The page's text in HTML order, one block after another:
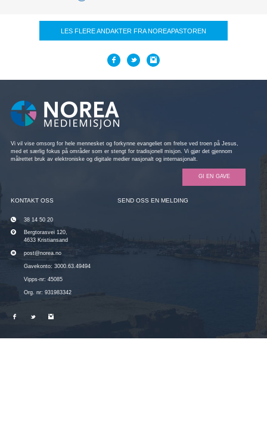
LES FLERE ANDAKTER FRA NOREAPASTOREN
Vi vil vise omsorg for hele mennesket og forkynne evangeliet om frelse ved troen på Jesus,
med et særlig fokus på områder som er stengt for tradisjonell misjon. Vi gjør det gjennom
målrettet bruk av elektroniske og digitale medier nasjonalt og internasjonalt.
GI EN GAVE
KONTAKT OSS
38 14 50 20
Bergtorasvei 120,
4633 Kristiansand
post@norea.no
Gavekonto: 3000.63.49494
Vipps-nr: 45085
Org. nr: 931983342
SEND OSS EN MELDING